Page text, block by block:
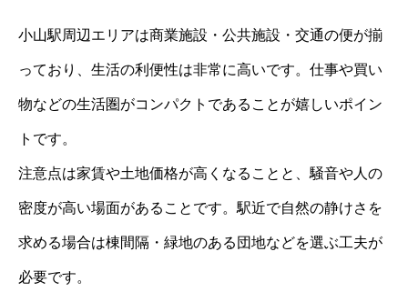
小山駅周辺エリアは商業施設・公共施設・交通の便が揃
っており、生活の利便性は非常に高いです。仕事や買い
物などの生活圏がコンパクトであることが嬉しいポイン
トです。
注意点は家賃や土地価格が高くなることと、騒音や人の
密度が高い場面があることです。駅近で自然の静けさを
求める場合は棟間隔・緑地のある団地などを選ぶ工夫が
必要です。